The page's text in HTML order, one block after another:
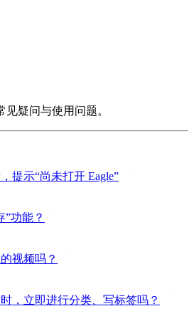
疑问与使用问题。
提示“尚未打开 Eagle”
”功能？
视频吗？
，立即进行分类、写标签吗？